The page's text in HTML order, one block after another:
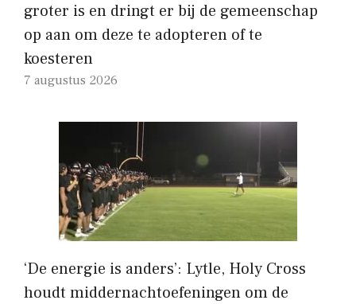
groter is en dringt er bij de gemeenschap
op aan om deze te adopteren of te
koesteren
7 augustus 2026
‘De energie is anders’: Lytle, Holy Cross
houdt middernachtoefeningen om de